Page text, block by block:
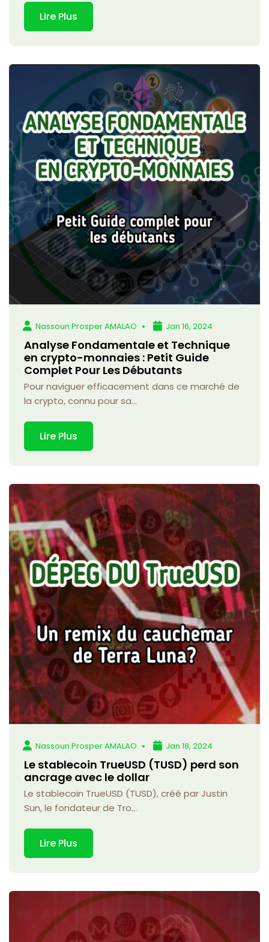
Lire Plus
Nassoun Prosper AMALAO Jan 16, 2024
Analyse Fondamentale et Technique
en crypto-monnaies : Petit Guide
Complet Pour Les Débutants
Pour naviguer efficacement dans ce marché de
la crypto, connu pour sa...
Lire Plus
Nassoun Prosper AMALAO Jan 18, 2024
Le stablecoin TrueUSD (TUSD) perd son
ancrage avec le dollar
Le stablecoin TrueUSD (TUSD), créé par Justin
Sun, le fondateur de Tro...
Lire Plus